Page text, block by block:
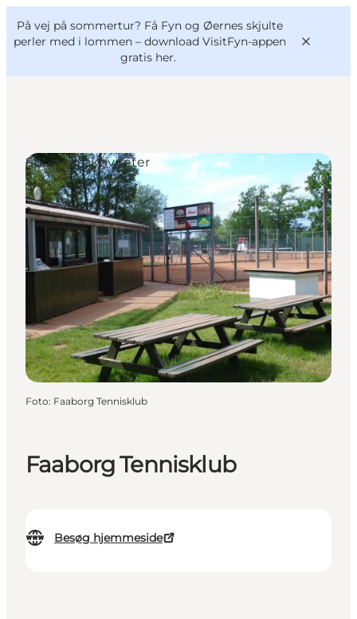
På vej på sommertur? Få Fyn og Øernes skjulte
perler med i lommen – download VisitFyn-appen
gratis her.
Oplevelser
Outdoor
Mad og drikke
Overnatning
Book lokale oplevelser
VisitFyn
Deutsch
Faaborg Tennisklub
Besøg hjemmeside
Sport og aktiviteter
Foto: Faaborg Tennisklub